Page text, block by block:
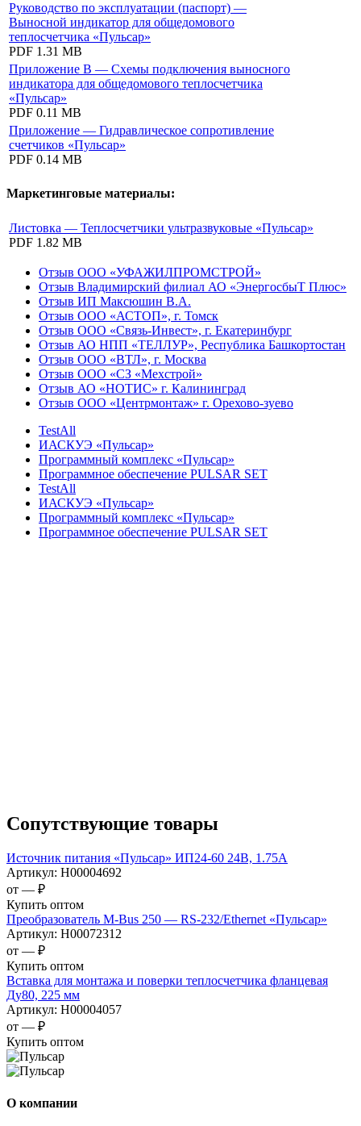
Руководство по эксплуатации (паспорт) —
Выносной индикатор для общедомового
теплосчетчика «Пульсар»
PDF 1.31 MB
Приложение В — Схемы подключения выносного
индикатора для общедомового теплосчетчика
«Пульсар»
PDF 0.11 MB
Приложение — Гидравлическое сопротивление
счетчиков «Пульсар»
PDF 0.14 MB
Маркетинговые материалы:
Листовка — Теплосчетчики ультразвуковые «Пульсар»
PDF 1.82 MB
Отзыв ООО «УФАЖИЛПРОМСТРОЙ»
Отзыв Владимирский филиал АО «ЭнергосбыТ Плюс»
Отзыв ИП Максюшин В.А.
Отзыв ООО «АСТОП», г. Томск
Отзыв ООО «Связь-Инвест», г. Екатеринбург
Отзыв АО НПП «ТЕЛЛУР», Республика Башкортостан
Отзыв ООО «ВТЛ», г. Москва
Отзыв ООО «СЗ «Мехстрой»
Отзыв АО «НОТИС» г. Калининград
Отзыв ООО «Центрмонтаж» г. Орехово-зуево
TestAll
ИАСКУЭ «Пульсар»
Программный комплекс «Пульсар»
Программное обеспечение PULSAR SET
TestAll
ИАСКУЭ «Пульсар»
Программный комплекс «Пульсар»
Программное обеспечение PULSAR SET
Сопутствующие товары
Источник питания «Пульсар» ИП24-60 24В, 1.75А
Артикул: Н00004692
от — ₽
Купить оптом
Преобразователь M-Bus 250 — RS-232/Ethernet «Пульсар»
Артикул: Н00072312
от — ₽
Купить оптом
Вставка для монтажа и поверки теплосчетчика фланцевая
Ду80, 225 мм
Артикул: Н00004057
от — ₽
Купить оптом
О компании